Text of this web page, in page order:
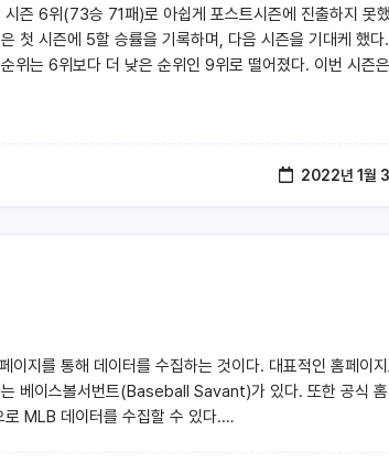
즌 6위(73승 71패)로 아쉽게 포스트시즌에 진출하지 못
첫 시즌에 5할 승률을 기록하며, 다음 시즌을 기대케 했다
위는 6위보다 더 낮은 순위인 9위로 떨어졌다. 이번 시즌
2022년 1월
지를 통해 데이터를 수집하는 것이다. 대표적인 홈페이
이스볼서번트(Baseball Savant)가 있다. 또한 공식 홈
MLB 데이터를 수집할 수 있다.…